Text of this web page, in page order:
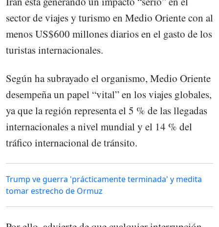
sector de viajes y turismo en Medio Oriente con al
menos US$600 millones diarios en el gasto de los
turistas internacionales.
Según ha subrayado el organismo, Medio Oriente
desempeña un papel “vital” en los viajes globales,
ya que la región representa el 5 % de las llegadas
internacionales a nivel mundial y el 14 % del
tráfico internacional de tránsito.
Trump ve guerra 'prácticamente terminada' y medita
tomar estrecho de Ormuz